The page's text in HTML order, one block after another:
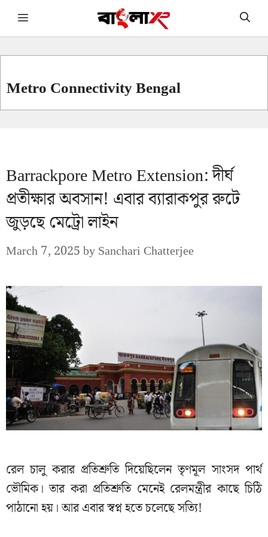
Skip Menu
Metro Connectivity Bengal
Barrackpore Metro Extension: দীর্ঘ
প্রতীক্ষার অবসান! এবার ব্যারাকপুর রুটে
জুড়ছে মেট্রো লাইন
March 7, 2025bySanchari Chatterjee
রেল চালু করার প্রতিশ্রুতি দিয়েছিলেন তৃণমূল সাংসদ পার্থ
ভৌমিক। তার করা প্রতিশ্রুতি মেনেই রেলমন্ত্রীর কাছে চিঠি
পাঠানো হয়। আর এবার স্বপ্ন হতে চলেছে সত্যি!